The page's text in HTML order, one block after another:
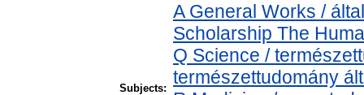
Subjects:
A General Works /
Scholarship The
Q Science /
természettudomány